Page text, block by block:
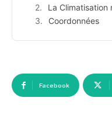
La Climatisation
Coordonnées
Facebook